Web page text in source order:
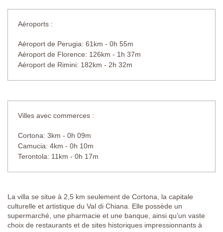
Aéroports :
Aéroport de Perugia: 61km - 0h 55m
Aéroport de Florence: 126km - 1h 37m
Aéroport de Rimini: 182km - 2h 32m
Villes avec commerces :
Cortona: 3km - 0h 09m
Camucia: 4km - 0h 10m
Terontola: 11km - 0h 17m
La villa se situe à 2,5 km seulement de Cortona, la capitale
culturelle et artistique du Val di Chiana. Elle possède un
supermarché, une pharmacie et une banque, ainsi qu’un vaste
choix de restaurants et de sites historiques impressionnants à